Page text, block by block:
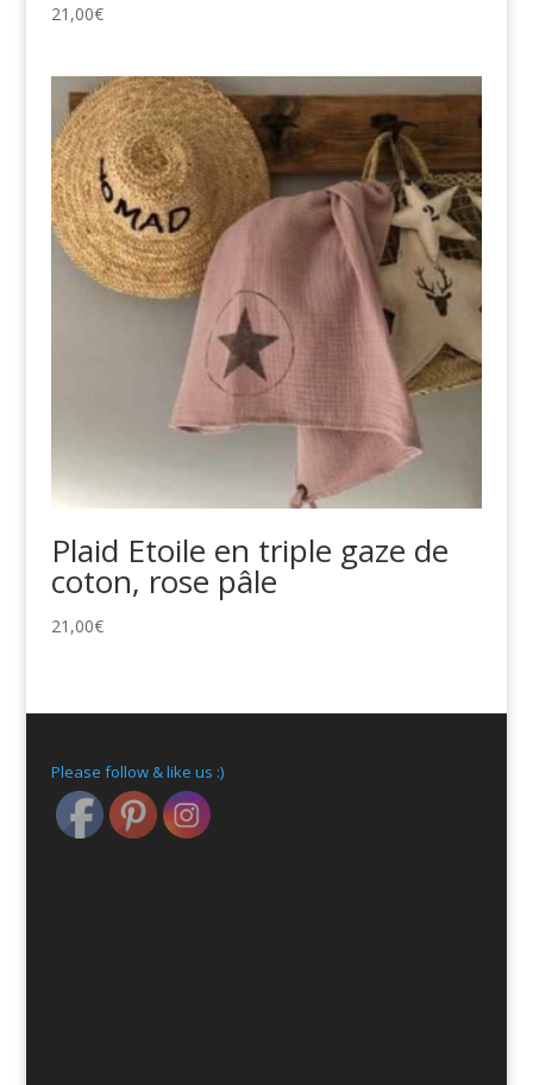
21,00€
Plaid Etoile en triple gaze de
coton, rose pâle
21,00€
Please follow & like us :)